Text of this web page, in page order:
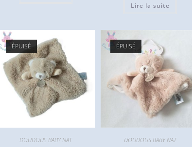
Lire la suite
ÉPUISÉ
DOUDOUS BABY NAT
ÉPUISÉ
DOUDOUS BABY NAT